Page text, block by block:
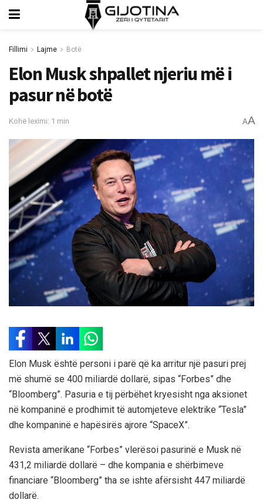
Fillimi Lajme Botë
Elon Musk shpallet njeriu më i
pasur në botë
Kohë leximi: 1 min AA
Elon Musk është personi i parë që ka arritur një pasuri prej
më shumë se 400 miliardë dollarë, sipas “Forbes” dhe
“Bloomberg”. Pasuria e tij përbëhet kryesisht nga aksionet
në kompaninë e prodhimit të automjeteve elektrike “Tesla”
dhe kompaninë e hapësirës ajrore “SpaceX”.
Revista amerikane “Forbes” vlerësoi pasurinë e Musk në
431,2 miliardë dollarë – dhe kompania e shërbimeve
financiare “Bloomberg” tha se ishte afërsisht 447 miliardë
dollarë.